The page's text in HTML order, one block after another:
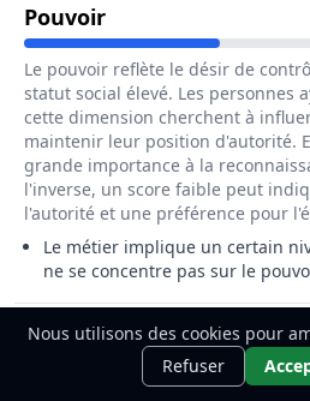
PouvoirPour Le Métier De
Le pouvoir reflète le désir de
statut social élevé. Les personnes
cette dimension cherchent à
maintenir leur position d'autorité.
grande importance à la
l'inverse, un score faible peut
l'autorité et une préférence pour
Le métier implique un certain
ne se concentre pas sur le
TraditionPour Le Métier
La tradition exprime l'attachement
Ce métier t'intéresse ?
comment le devenir.
Nous utilisons des cookies pour
Refuser